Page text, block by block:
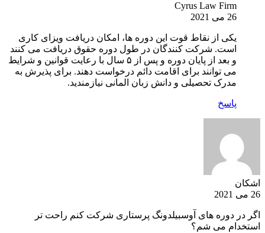
Cyrus Law Firm
26 می 2021
یکی از نقاط قوت این دوره ها، امکان دریافت ویزای کاری
است. شرکت کنندگان در طول دوره حقوق دریافت می کنند
و بعد از پایان دوره و پس از ۵ سال با رعایت قوانین و شرایط
می توانند برای اقامت دائم درخواست دهند. برای پذیرش به
مدرک تحصیلی و دانش زبان المانی نیازمندید.
پاسخ
اشکان
26 می 2021
اگر در دوره های آوسبیلدونگ پرستاری شرکت کنم راحت تر
استخدام می شم؟